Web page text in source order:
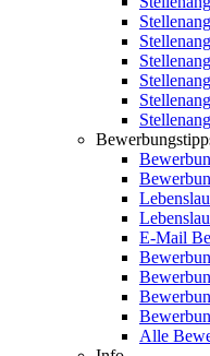
E-Mail
Alle